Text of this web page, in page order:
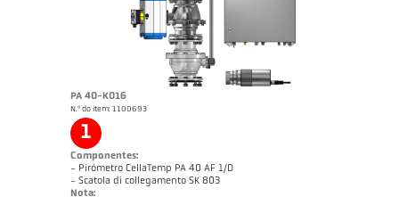
PA 40-K016
N.º do item: 1100693
1
Componentes:
- Pirómetro CellaTemp PA 40 AF 1/D
- Scatola di collegamento SK 803
Nota: